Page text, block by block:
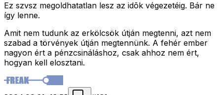
Ez szvsz megoldhatatlan lesz az idõk végezetéig. Bár ne
így lenne.
Amit nem tudunk az erkölcsök útján megtenni, azt nem
szabad a törvények útján megtennünk. A fehér ember
nagyon ért a pénzcsináláshoz, csak ahhoz nem ért,
hogyan kell elosztani.